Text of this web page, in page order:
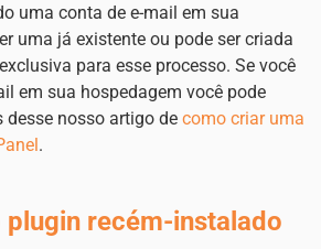
uma conta de e-mail em sua
uma já existente ou pode ser criada
para esse processo. Se você
em sua hospedagem você pode
desse nosso artigo de como criar uma
.
recém-instalado